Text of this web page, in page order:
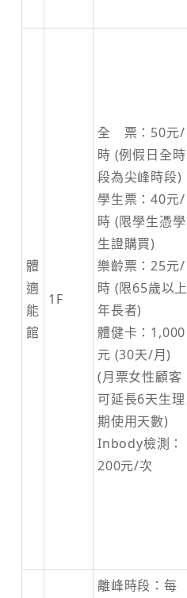
體
適
能
館
1F
全 票：50元/
時 (例假日全時
段為尖峰時段)
學生票：40元/
時 (限學生憑學
生證購買)
樂齡票：25元/
時 (限65歲以上
年長者)
體健卡：1,000
元 (30天/月)
(月票女性顧客
可延長6天生理
期使用天數)
Inbody檢測：
200元/次
離峰時段：每